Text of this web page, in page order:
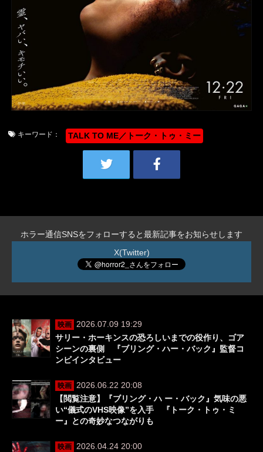
キーワード： TALK TO ME／トーク・トゥ・ミー
ホラー通信SNSをフォローすると最新記事をお知らせします
X(Twitter)
映画 2026.07.09 19:29
サリー・ホーキンスの恐ろしいまでの役作り、ゴア
シーンの裏側 『ブリング・ハー・バック』監督コ
ンビインタビュー
映画 2026.06.22 20:08
【閲覧注意】『ブリング・ハ ー・バック』気味の悪
い“儀式のVHS映像”を入手 『トーク・トゥ・ミ
ー』との奇妙なつながりも
映画 2026.04.24 20:00